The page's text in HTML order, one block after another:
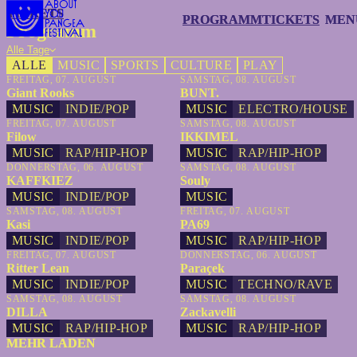
PROGRAMM
PROGRAMMTICKETS
TICKETS
TICKETS
TICKETS
Programm
Alle Tage
ALLE MUSIC SPORTS CULTURE PLAY
FREITAG, 07. AUGUST
Giant Rooks
MUSIC
INDIE/POP
SAMSTAG, 08. AUGUST
BUNT.
MUSIC
ELECTRO/HOUSE
FREITAG, 07. AUGUST
Filow
MUSIC
RAP/HIP-HOP
SAMSTAG, 08. AUGUST
IKKIMEL
MUSIC
RAP/HIP-HOP
DONNERSTAG, 06. AUGUST
KAFFKIEZ
MUSIC
INDIE/POP
SAMSTAG, 08. AUGUST
Souly
MUSIC
SAMSTAG, 08. AUGUST
Kasi
MUSIC
INDIE/POP
FREITAG, 07. AUGUST
PA69
MUSIC
RAP/HIP-HOP
FREITAG, 07. AUGUST
Ritter Lean
MUSIC
INDIE/POP
DONNERSTAG, 06. AUGUST
Paraçek
MUSIC
TECHNO/RAVE
SAMSTAG, 08. AUGUST
DILLA
MUSIC
RAP/HIP-HOP
SAMSTAG, 08. AUGUST
Zackavelli
MUSIC
RAP/HIP-HOP
MEHR LADEN
MEHR LADEN